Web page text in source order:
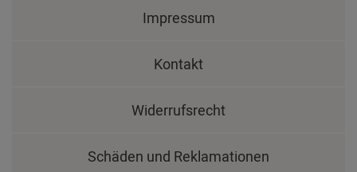
Impressum
Kontakt
Widerrufsrecht
Schäden und Reklamationen